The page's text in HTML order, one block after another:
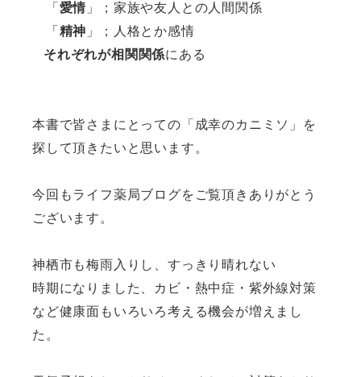
「 愛情 」；家族や友人との人間関係
「 精神 」；人格とか感情
それぞれが相関関係にある
本書で皆さまにとっての「成幸のカニミソ」を
探して頂きたいと思います。
今回もライフ薬局ブログをご覧頂きありがとう
ございます。
神栖市も梅雨入りし、すっきり晴れない
時期になりました、カビ・熱中症・紫外線対策
など健康面もいろいろ考える機会が増えまし
た。